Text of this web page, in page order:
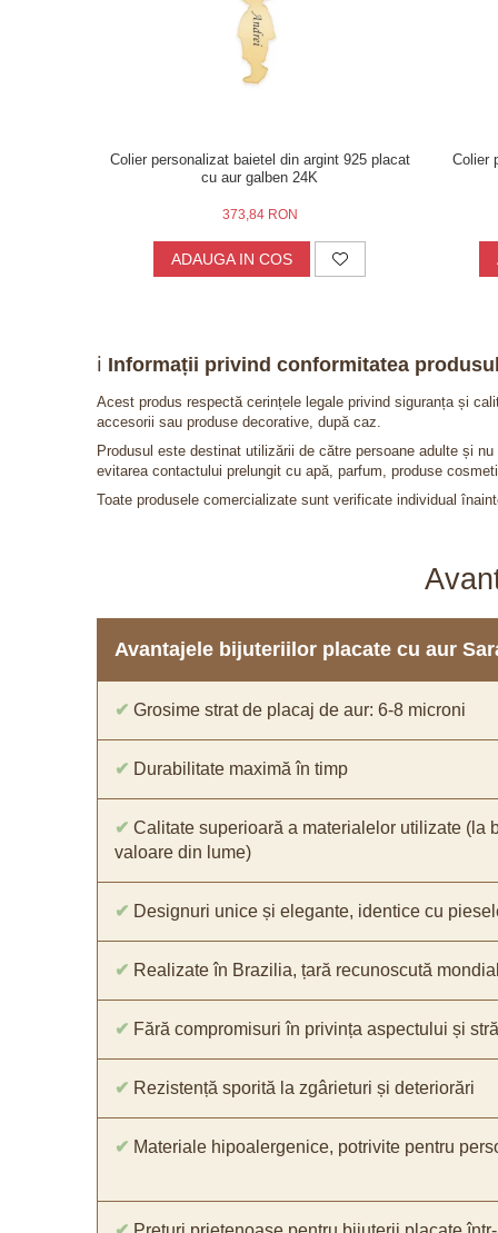
Colier personalizat baietel din argint 925 placat
cu aur galben 24K
373,84 RON
ADAUGA IN COS
Colier
ℹ️ Informații privind conformitatea
Acest produs respectă cerințele legale privind siguranța și
accesorii sau produse decorative, după caz.
Produsul este destinat utilizării de către persoane adulte și
evitarea contactului prelungit cu apă, parfum, produse
Toate produsele comercializate sunt verificate individual
Avantajele bijuteriilor placate cu aur
✔ Grosime strat de placaj de aur: 6-8 microni
✔ Durabilitate maximă în timp
✔ Calitate superioară a materialelor utilizate (la
valoare din lume)
✔ Designuri unice și elegante, identice cu
✔ Realizate în Brazilia, țară recunoscută
✔ Fără compromisuri în privința aspectului și
✔ Rezistență sporită la zgârieturi și deteriorări
✔ Materiale hipoalergenice, potrivite pentru